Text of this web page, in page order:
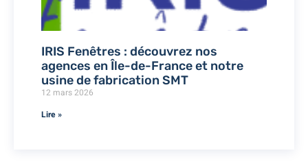
IRIS Fenêtres : découvrez nos
agences en Île-de-France et notre
usine de fabrication SMT
12 mars 2026
Lire »